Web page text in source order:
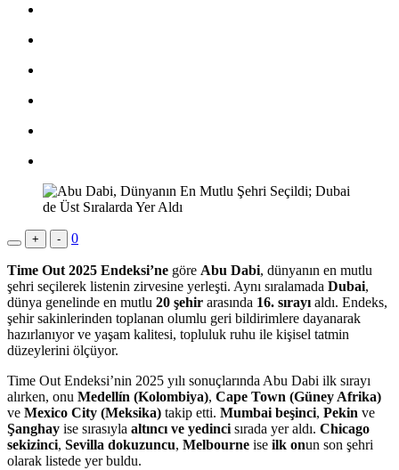
+ - 0
Time Out 2025 Endeksi’ne göre Abu Dabi, dünyanın en mutlu
şehri seçilerek listenin zirvesine yerleşti. Aynı sıralamada Dubai,
dünya genelinde en mutlu 20 şehir arasında 16. sırayı aldı. Endeks,
şehir sakinlerinden toplanan olumlu geri bildirimlere dayanarak
hazırlanıyor ve yaşam kalitesi, topluluk ruhu ile kişisel tatmin
düzeylerini ölçüyor.
Time Out Endeksi’nin 2025 yılı sonuçlarında Abu Dabi ilk sırayı
alırken, onu Medellín (Kolombiya), Cape Town (Güney Afrika)
ve Mexico City (Meksika) takip etti. Mumbai beşinci, Pekin ve
Şanghay ise sırasıyla altıncı ve yedinci sırada yer aldı. Chicago
sekizinci, Sevilla dokuzuncu, Melbourne ise ilk onun son şehri
olarak listede yer buldu.